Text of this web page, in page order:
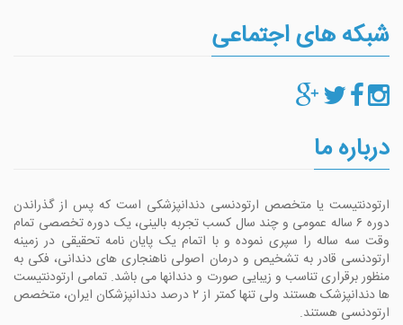
شبکه های اجتماعی
درباره ما
ارتودنتیست یا متخصص ارتودنسی دندانپزشکی است که پس از گذراندن
دوره ۶ ساله عمومی و چند سال کسب تجربه بالینی، یک دوره تخصصی تمام
وقت سه ساله را سپری نموده و با اتمام یک پایان نامه تحقیقی در زمینه
ارتودنسی قادر به تشخیص و درمان اصولی ناهنجاری های دندانی، فکی به
منظور برقراری تناسب و زیبایی صورت و دندانها می باشد. تمامی ارتودنتیست
ها دندانپزشک هستند ولی تنها کمتر از ۲ درصد دندانپزشکان ایران، متخصص
ارتودنسی هستند.